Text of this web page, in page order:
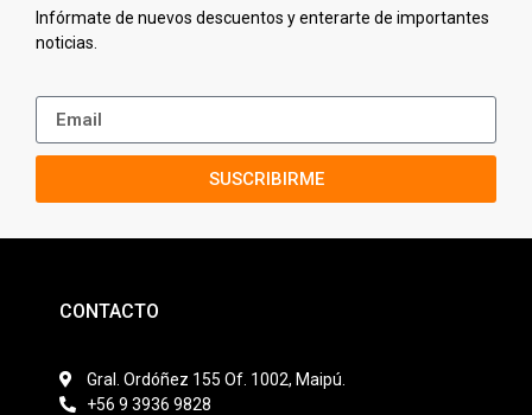
Infórmate de nuevos descuentos y enterarte de importantes
noticias.
SUSCRIBIRME
CONTACTO
Gral. Ordóñez 155 Of. 1002, Maipú.
+56 9 3936 9828